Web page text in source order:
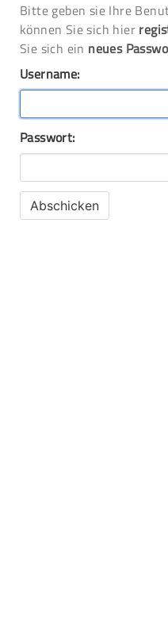
Bitte geben sie Ihre
können Sie sich hier
Sie sich ein neues
Username:
Passwort: